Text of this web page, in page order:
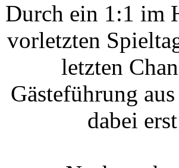
Durch ein 1:1 im
vorletzten
letzten
Gästeführung
dabei